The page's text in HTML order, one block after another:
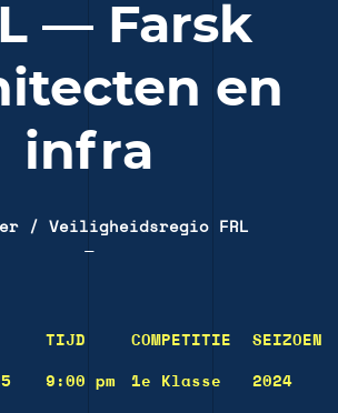
— Farsk
en
infra
/ Veiligheidsregio FRL
—
TIJD COMPETITIE SEIZOEN
9:00 pm 1e Klasse 2024